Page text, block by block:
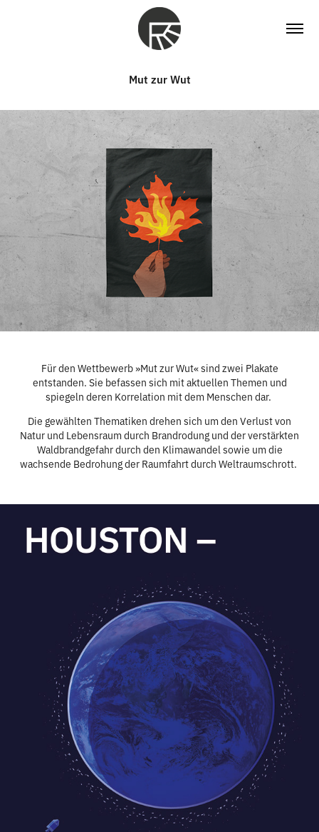
Mut zur Wut
Für den Wettbewerb »Mut zur Wut« sind zwei Plakate
entstanden. Sie befassen sich mit aktuellen Themen und
spiegeln deren Korrelation mit dem Menschen dar.
Die gewählten Thematiken drehen sich um den Verlust von
Natur und Lebensraum durch Brandrodung und der verstärkten
Waldbrandgefahr durch den Klimawandel sowie um die
wachsende Bedrohung der Raumfahrt durch Weltraumschrott.